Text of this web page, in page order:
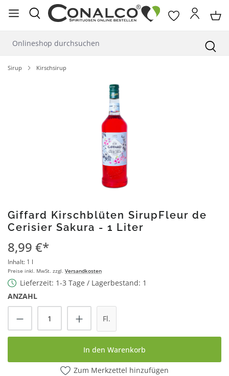
springen
Sirup Kirschsirup
Giffard Kirschblüten SirupFleur de
Cerisier Sakura - 1 Liter
8,99 €*
Inhalt: 1 l
Preise inkl. MwSt. zzgl. Versandkosten
Lieferzeit: 1-3 Tage / Lagerbestand: 1
ANZAHL
Produkt Anzahl: Gib den gewünschten
Fl.
In den Warenkorb
Zum Merkzettel hinzufügen